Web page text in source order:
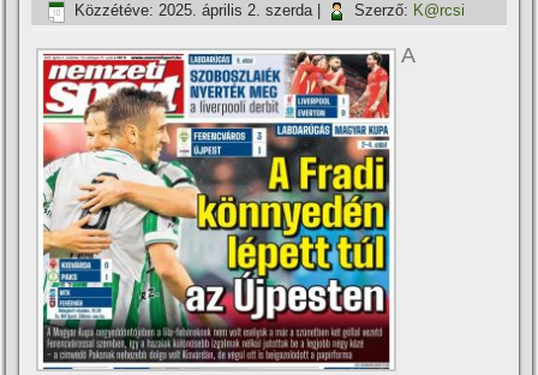
Közzétéve: 2025. április 2. szerda| Szerző: K@rcsi
A